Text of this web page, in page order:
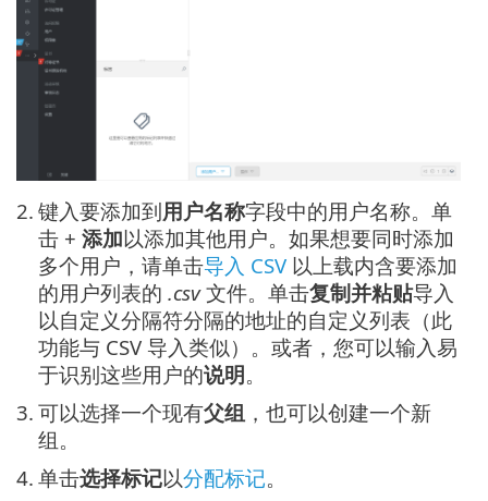
2. 键入要添加到用户名称字段中的用户名称。单
击 + 添加以添加其他用户。如果想要同时添加
多个用户，请单击导入 CSV 以上载内含要添加
的用户列表的 .csv文件。单击复制并粘贴导入
以自定义分隔符分隔的地址的自定义列表（此
功能与 CSV 导入类似）。或者，您可以输入易
于识别这些用户的说明。
3. 可以选择一个现有父组 ，也可以创建一个新
组。
4. 单击选择标记以分配标记。